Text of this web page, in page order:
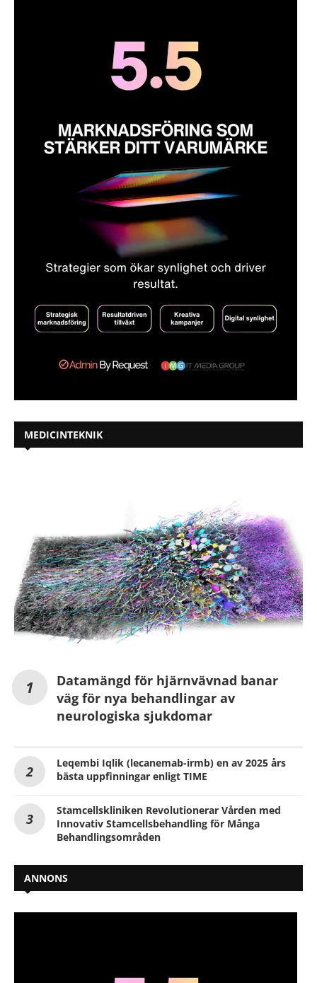
MEDICINTEKNIK
Datamängd för hjärnvävnad banar
väg för nya behandlingar av
neurologiska sjukdomar
Leqembi Iqlik (lecanemab-irmb) en av 2025 års
bästa uppfinningar enligt TIME
Stamcellskliniken Revolutionerar Vården med
Innovativ Stamcellsbehandling för Många
Behandlingsområden
ANNONS